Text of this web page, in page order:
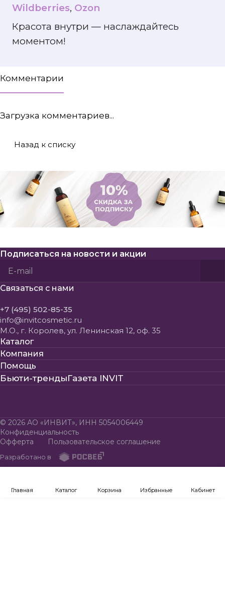
Wildberries, Ozon
Красота внутри — наслаждайтесь
моментом!
Комментарии
Загрузка комментариев...
Назад к списку
Подписаться на новости и акции
Политикой конфиденциальности
Связаться с нами
+7 (495) 502-85-35
info@invitcosmetic.ru
М.О., г. Королев, ул. Ленинская 12, оф. 35
Каталог
Компания
Помощь
Бьюти-трендыГазета INVIT
© 2026 АО «ИНВИТ», ИНН 5054006449
Конфиденциальность
Офферта
Пользовательское соглашение
Разработано в
Главная Каталог Корзина Избранные Кабинет